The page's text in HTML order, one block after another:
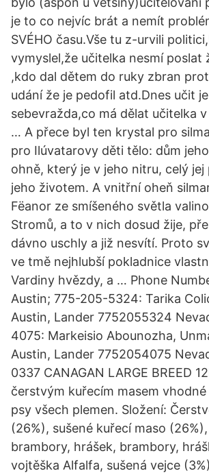
je to co nejvíc brát a nemít
SVÉHO času.Vše tu z-urvili
vymyslel,že učitelka nesmí poslat
,kdo dal dětem do ruky zbran
udání že je pedofil atd.Dnes učit je
sebevražda,co má dělat učitelka
… A přece byl ten krystal pro
pro Ilúvatarovy děti tělo: dům
ohně, který je v jeho nitru, celý jej
jeho životem. A vnitřní oheň
Fëanor ze smíšeného světla
Stromů, a to v nich dosud žije,
dávno uschly a již nesvítí. Proto
ve tmě nejhlubší pokladnice
Vardiny hvězdy, a … Phone
Austin; 775-205-5324: Tarika
Austin, Lander 7752055324
4075: Markeisio Abounozha,
Austin, Lander 7752054075
0337 CANAGAN LARGE BREED
čerstvým kuřecím masem
psy všech plemen. Složení:
(26%), sušené kuřecí maso
brambory, hrášek, brambory,
vojtěška Alfalfa, sušená vejce